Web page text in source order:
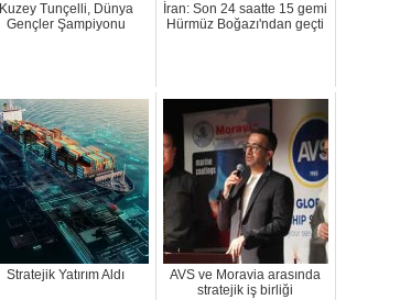
Kuzey Tunçelli, Dünya
Gençler Şampiyonu
İran: Son 24 saatte 15 gemi
Hürmüz Boğazı'ndan geçti
Stratejik Yatırım Aldı
AVS ve Moravia arasında
stratejik iş birliği